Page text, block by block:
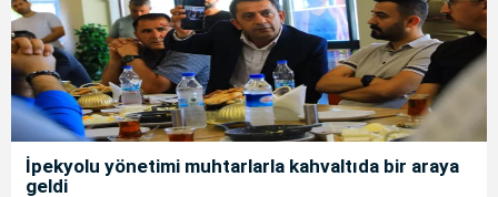
İpekyolu yönetimi muhtarlarla kahvaltıda bir araya
geldi